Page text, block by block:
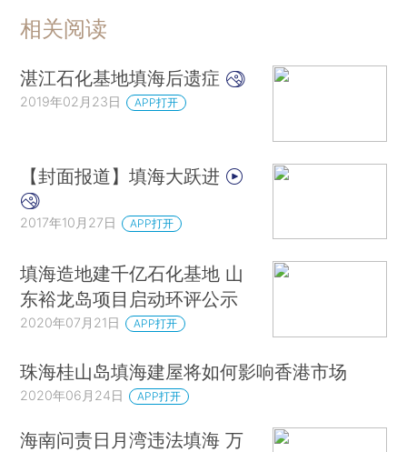
相关阅读
湛江石化基地填海后遗症
2019年02月23日 APP打开
【封面报道】填海大跃进
2017年10月27日 APP打开
填海造地建千亿石化基地 山
东裕龙岛项目启动环评公示
2020年07月21日 APP打开
珠海桂山岛填海建屋将如何影响香港市场
2020年06月24日 APP打开
海南问责日月湾违法填海 万